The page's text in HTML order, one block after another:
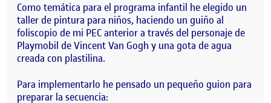
Como temática para el programa infantil he elegido un
taller de pintura para niños, haciendo un guiño al
foliscopio de mi PEC anterior a través del personaje de
Playmobil de Vincent Van Gogh y una gota de agua
creada con plastilina.
Para implementarlo he pensado un pequeño guion para
preparar la secuencia: